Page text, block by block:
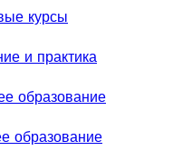
курсы
и практика
образование
образование